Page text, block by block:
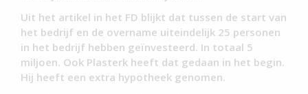
Uit het artikel in het FD blijkt dat tussen de start van
het bedrijf en de overname uiteindelijk 25 personen
in het bedrijf hebben geïnvesteerd. In totaal 5
miljoen. Ook Plasterk heeft dat gedaan in het begin.
Hij heeft een extra hypotheek genomen.